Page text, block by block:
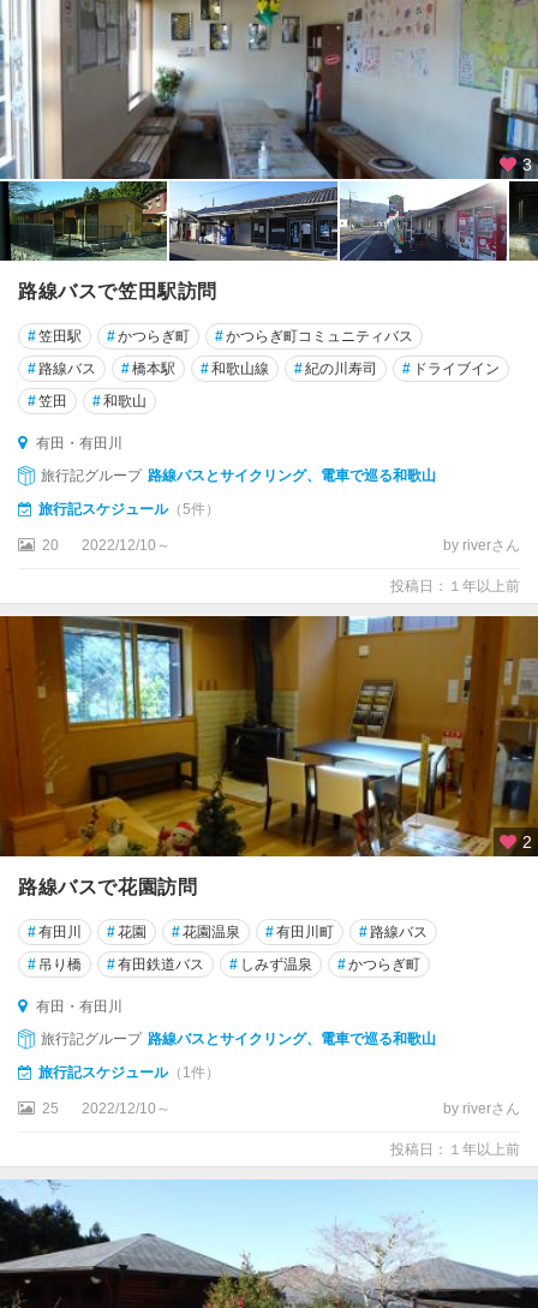
3
路線バスで笠田駅訪問
#笠田駅 #かつらぎ町 #かつらぎ町コミュニティバス
#路線バス #橋本駅 #和歌山線 #紀の川寿司 # ドライブイン
#笠田 #和歌山
有田・有田川
旅行記グループ 路線バスとサイクリング、電車で巡る和歌山
旅行記スケジュール（5件）
20 2022/12/10～ by riverさん
投稿日：１年以上前
2
路線バスで花園訪問
#有田川 #花園 #花園温泉 #有田川町 #路線バス
# 吊り橋 #有田鉄道バス # しみず温泉 #かつらぎ町
有田・有田川
旅行記グループ 路線バスとサイクリング、電車で巡る和歌山
旅行記スケジュール（1件）
25 2022/12/10～ by riverさん
投稿日：１年以上前